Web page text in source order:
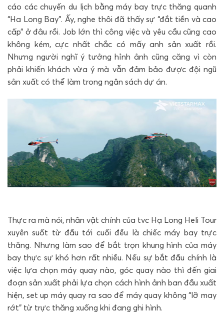
cáo các chuyến du lịch bằng máy bay trực thăng quanh
“Ha Long Bay”. Ấy, nghe thôi đã thấy sự “đắt tiền và cao
cấp” ở đâu rồi. Job lớn thì công việc và yêu cầu cũng cao
không kém, cực nhất chắc có mấy anh sản xuất rồi.
Nhưng người nghĩ ý tưởng hỉnh ảnh cũng căng vì còn
phải khiến khách vừa ý mà vẫn đảm bảo được đội ngũ
sản xuất có thể làm trong ngân sách dự án.
Thực ra mà nói, nhân vật chính của tvc Hạ Long Heli Tour
xuyên suốt từ đầu tới cuối đều là chiếc máy bay trực
thăng. Nhưng làm sao để bắt trọn khung hình của máy
bay thực sự khó hơn rất nhiều. Nếu sự bắt đầu chính là
việc lựa chọn máy quay nào, góc quay nào thì đến giai
đoạn sản xuất phải lựa chọn cách hình ảnh ban đầu xuất
hiện, set up máy quay ra sao để máy quay không “lỡ may
rớt” từ trực thăng xuống khi đang ghi hình.